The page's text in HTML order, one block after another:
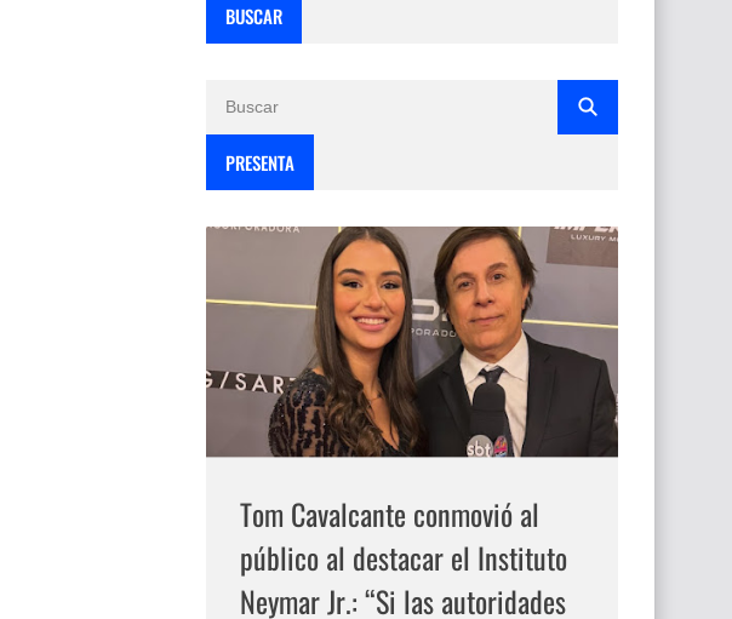
BUSCAR
PRESENTA
Tom Cavalcante conmovió al
público al destacar el Instituto
Neymar Jr.: “Si las autoridades